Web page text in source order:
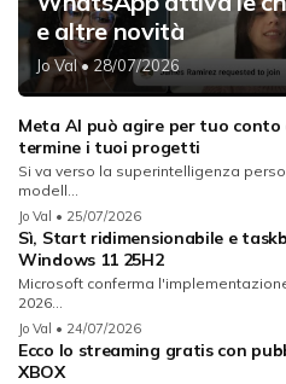
e altre novità
Jo Val• 28/07/2026
Meta AI può agire per tuo conto
termine i tuoi progetti
Si va verso la superintelligenza
modell...
Jo Val • 25/07/2026
Sì, Start ridimensionabile e
Windows 11 25H2
Microsoft conferma
2026...
Jo Val • 24/07/2026
Ecco lo streaming gratis con
XBOX